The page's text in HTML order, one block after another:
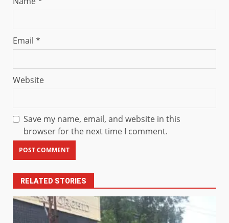
Email *
Website
Save my name, email, and website in this
browser for the next time I comment.
RELATED STORIES